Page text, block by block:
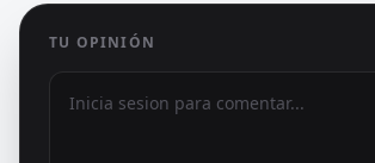
TU OPINIÓN